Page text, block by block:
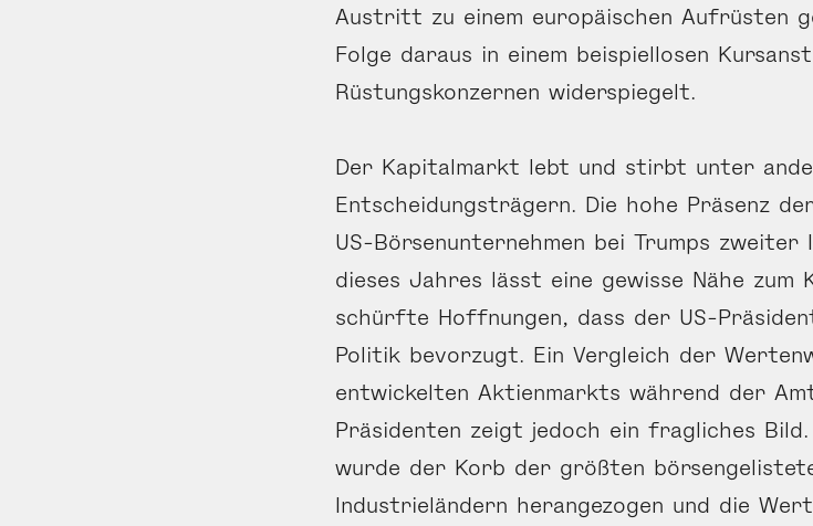
Austritt zu einem europäischen Aufrüsten
Folge daraus in einem beispiellosen
Rüstungskonzernen widerspiegelt.
Der Kapitalmarkt lebt und stirbt unter
Entscheidungsträgern. Die hohe Präsenz
US-Börsenunternehmen bei Trumps
dieses Jahres lässt eine gewisse Nähe
schürfte Hoffnungen, dass der US-
Politik bevorzugt. Ein Vergleich der
entwickelten Aktienmarkts während der
Präsidenten zeigt jedoch ein fragliches
wurde der Korb der größten
Industrieländern herangezogen und die